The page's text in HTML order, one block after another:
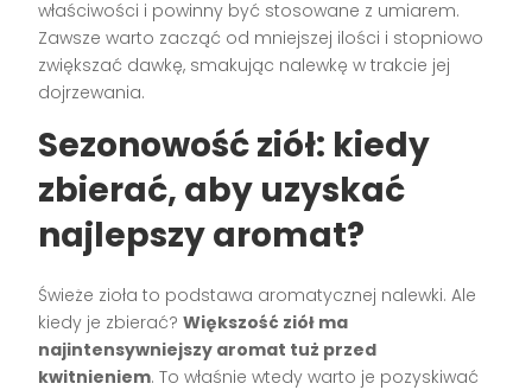
właściwości i powinny być stosowane z umiarem.
Zawsze warto zacząć od mniejszej ilości i stopniowo
zwiększać dawkę, smakując nalewkę w trakcie jej
dojrzewania.
Sezonowość ziół: kiedy
zbierać, aby uzyskać
najlepszy aromat?
Świeże zioła to podstawa aromatycznej nalewki. Ale
kiedy je zbierać?Większość ziół ma
najintensywniejszy aromat tuż przed
kwitnieniem. To właśnie wtedy warto je pozyskiwać